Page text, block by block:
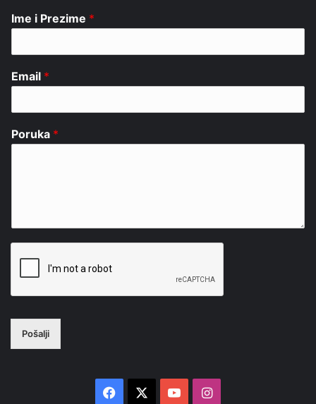
Ime i Prezime *
Email *
Poruka *
Pošalji
Facebook YouTubeInstagram